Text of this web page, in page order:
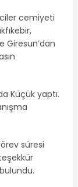
cemiyeti
Giresun’dan
Küçük yaptı.
süresi